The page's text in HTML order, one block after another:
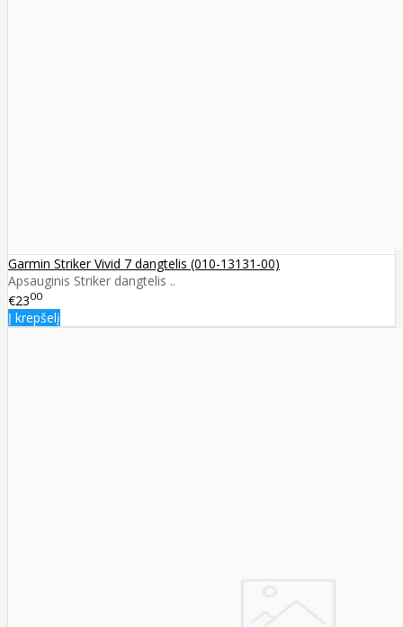
Garmin Striker Vivid 7 dangtelis (010-13131-00)
Apsauginis Striker dangtelis ..
€2300
Į krepšelį